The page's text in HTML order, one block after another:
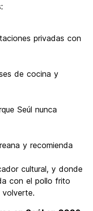
privadas con
de cocina y
Seúl nunca
y recomienda
cultural, y donde
con el pollo frito